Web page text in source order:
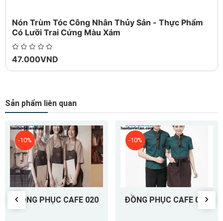
Nón Trùm Tóc Công Nhân Thủy Sản - Thực Phẩm
Có Lưỡi Trai Cứng Màu Xám
47.000VND
Sản phẩm liên quan
-10%
ĐỒNG PHỤC CAFE 019
-10%
ĐỒNG PHỤC CAFE 018